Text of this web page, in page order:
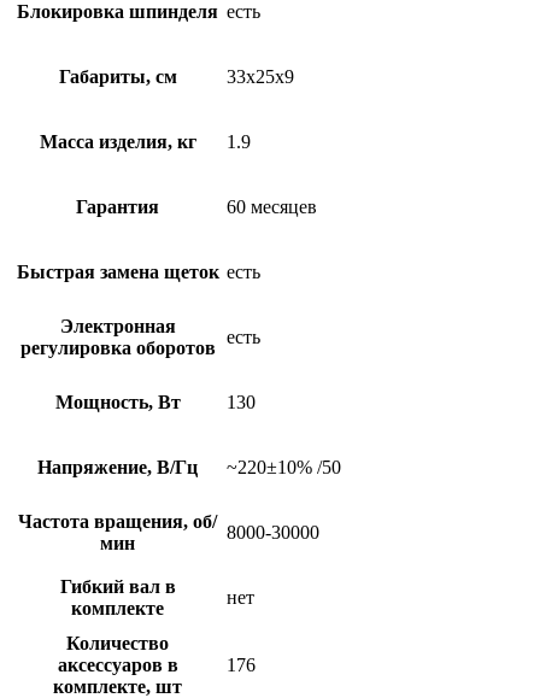
Блокировка шпинделя есть
Габариты, см 33x25x9
Масса изделия, кг 1.9
Гарантия 60 месяцев
Быстрая замена щеток есть
Электронная
регулировка оборотов
есть
Мощность, Вт 130
Напряжение, В/Гц ~220±10% /50
Частота вращения, об/
мин
8000-30000
Гибкий вал в
комплекте
нет
Количество
аксессуаров в
комплекте, шт
176